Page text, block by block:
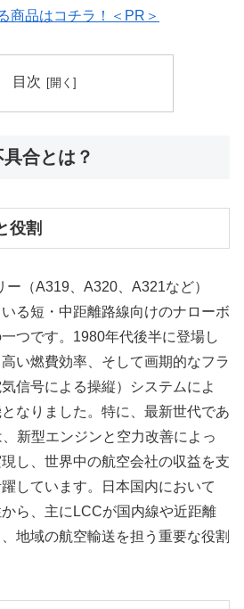
商品はコチラ！＜PR＞
目次
合とは？
役割
（A319、A320、A321など）
る短・中距離路線向けのナローボ
つです。1980年代後半に登場し
い燃費効率、そして画期的なフラ
信号による操縦）システムによ
なりました。特に、最新世代であ
新型エンジンと空力改善によっ
し、世界中の航空会社の収益を支
しています。日本国内において
ら、主にLCCが国内線や近距離
地域の航空輸送を担う重要な役割